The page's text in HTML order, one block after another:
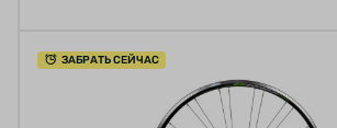
ЗАБРАТЬ СЕЙЧАС